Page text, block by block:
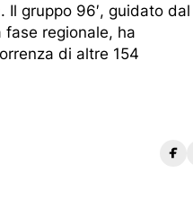
gruppo 96′, guidato dal
regionale, ha
di altre 154